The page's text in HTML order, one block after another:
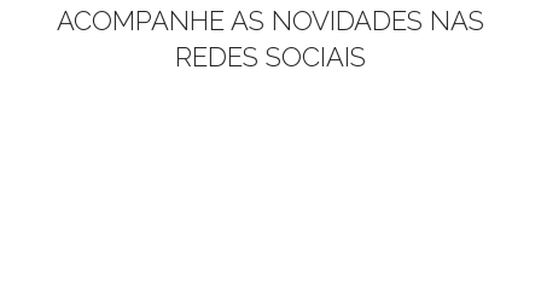
ACOMPANHE AS NOVIDADES NAS
REDES SOCIAIS